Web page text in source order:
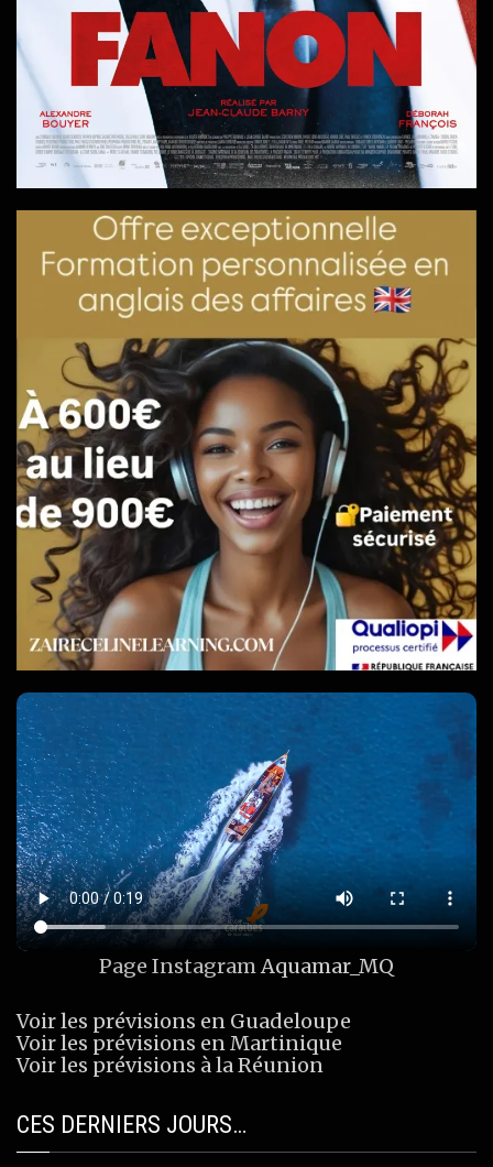
Page InstagramAquamar_MQ
Voir les prévisions en Guadeloupe
Voir les prévisions en Martinique
Voir les prévisions à la Réunion
CES DERNIERS JOURS…